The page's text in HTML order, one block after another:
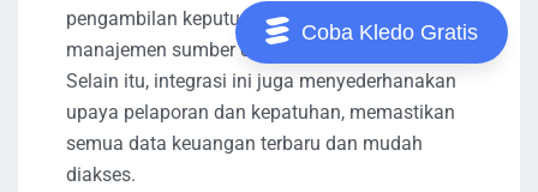
pengambilan keputusan yang lebih baik dan
manajemen sumber daya yang lebih efisien.
Selain itu, integrasi ini juga menyederhanakan
upaya pelaporan dan kepatuhan, memastikan
semua data keuangan terbaru dan mudah
diakses.
Coba Kledo Gratis